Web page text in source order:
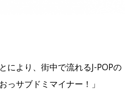
により、街中で流れるJ-POPの
っサブドミマイナー！」